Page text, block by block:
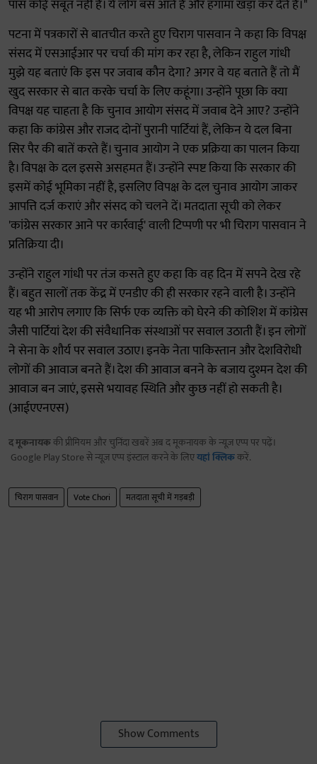
पास कोई सबूत नहीं है। ये लोग बस आते हैं और हंगामा खड़ा कर देते हैं।"
पटना में पत्रकारों से बातचीत करते हुए चिराग पासवान ने कहा कि विपक्ष
संसद में एसआईआर पर चर्चा की मांग कर रहा है, लेकिन राहुल गांधी
मुझे यह बताएं कि इस पर जवाब कौन देगा? अगर वे यह बताते हैं तो मैं
खुद सरकार से बात करके चर्चा के लिए कहूंगा। उन्होंने पूछा कि क्या
विपक्ष यह चाहता है कि चुनाव आयोग संसद में जवाब देने आए? उन्होंने
कहा कि कांग्रेस और राजद दोनों पुरानी पार्टियां हैं, लेकिन ये दल बिना
सिर पैर की बातें करते हैं। चुनाव आयोग ने एक प्रक्रिया का पालन किया
है। विपक्ष के दल इससे असहमत हैं। उन्होंने स्पष्ट किया कि सरकार की
इसमें कोई भूमिका नहीं है, इसलिए विपक्ष के दल चुनाव आयोग जाकर
आपत्ति दर्ज कराएं और संसद को चलने दें। मतदाता सूची को लेकर
'कांग्रेस सरकार आने पर कार्रवाई' वाली टिप्पणी पर भी चिराग पासवान ने
प्रतिक्रिया दी।
उन्होंने राहुल गांधी पर तंज कसते हुए कहा कि वह दिन में सपने देख रहे
हैं। बहुत सालों तक केंद्र में एनडीए की ही सरकार रहने वाली है। उन्होंने
यह भी आरोप लगाए कि सिर्फ एक व्यक्ति को घेरने की कोशिश में कांग्रेस
जैसी पार्टियां देश की संवैधानिक संस्थाओं पर सवाल उठाती हैं। इन लोगों
ने सेना के शौर्य पर सवाल उठाए। इनके नेता पाकिस्तान और देशविरोधी
लोगों की आवाज बनते हैं। देश की आवाज बनने के बजाय दुश्मन देश की
आवाज बन जाएं, इससे भयावह स्थिति और कुछ नहीं हो सकती है।
(आईएएनएस)
द मूकनायककी प्रीमियम और चुनिंदा खबरें अब द मूकनायक के न्यूज़ एप्प पर पढ़ें।
Google Play Store से न्यूज़ एप्प इंस्टाल करने के लिएयहां क्लिककरें.
चिराग पासवान Vote Chori मतदाता सूची में गड़बड़ी
Show Comments